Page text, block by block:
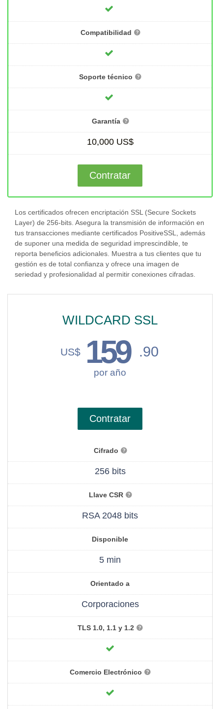
Compatibilidad
Soporte técnico
Garantía
10,000 US$
Contratar
Los certificados ofrecen encriptación SSL (Secure Sockets
Layer) de 256-bits. Asegura la transmisión de información en
tus transacciones mediante certificados PositiveSSL, además
de suponer una medida de seguridad imprescindible, te
reporta beneficios adicionales. Muestra a tus clientes que tu
gestión es de total confianza y ofrece una imagen de
seriedad y profesionalidad al permitir conexiones cifradas.
WILDCARD SSL
US$ 159 .90
por año
Contratar
Cifrado
256 bits
Llave CSR
RSA 2048 bits
Disponible
5 min
Orientado a
Corporaciones
TLS 1.0, 1.1 y 1.2
Comercio Electrónico